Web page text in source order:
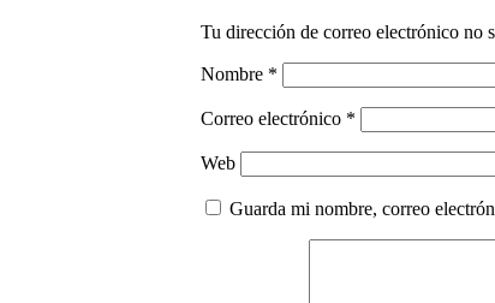
Tu dirección de correo electrónico no
Nombre *
Correo electrónico *
Web
Guarda mi nombre, correo